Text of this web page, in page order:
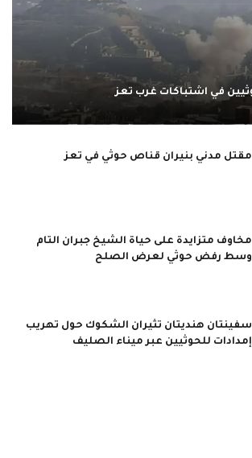
مقتل مدني بنيران قناص حوثي في تعز
مخاوف متزايدة على حياة الشيخ جبران التام
وسط رفض حوثي لعرض الصلح
سفينتان هنديتان تثيران الشكوك حول تهريب
إمدادات للحوثيين عبر ميناء الصليف